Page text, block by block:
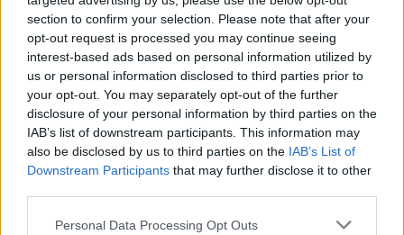
section to confirm your selection. Please note that after your
opt-out request is processed you may continue seeing
interest-based ads based on personal information utilized by
us or personal information disclosed to third parties prior to
your opt-out. You may separately opt-out of the further
disclosure of your personal information by third parties on the
IAB’s list of downstream participants. This information may
also be disclosed by us to third parties on the IAB’s List of
Downstream Participants that may further disclose it to other
Please note that this website/app uses one or more Google
Personal Data Processing Opt Outs
ΠΟΛΙΤΙΚΗ
Ανεβαίνει η κινητικότητα σε Κάιρο και Βεγγάζη,
αυξημένο το ενδιαφέρον της Αθήνας για τις
εξελίξεις